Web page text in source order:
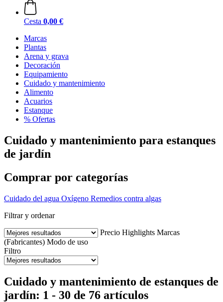
Cesta 0,00 €
Marcas
Plantas
Arena y grava
Decoración
Equipamiento
Cuidado y mantenimiento
Alimento
Acuarios
Estanque
% Ofertas
Cuidado y mantenimiento para estanques
de jardín
Comprar por categorías
Cuidado del agua Oxígeno Remedios contra algas
Filtrar y ordenar
Precio Highlights Marcas
(Fabricantes) Modo de uso
Filtro
Cuidado y mantenimiento de estanques de
jardín: 1 - 30 de 76 artículos